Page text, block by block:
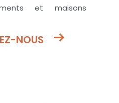
et maisons
au juste prix de
NOUS